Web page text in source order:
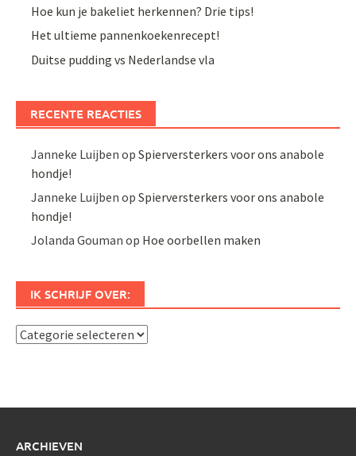
Hoe kun je bakeliet herkennen? Drie tips!
Het ultieme pannenkoekenrecept!
Duitse pudding vs Nederlandse vla
RECENTE REACTIES
Janneke Luijben opSpierversterkers voor ons anabole
hondje!
Janneke Luijben opSpierversterkers voor ons anabole
hondje!
Jolanda Gouman op Hoe oorbellen maken
IK SCHRIJF OVER:
Ik
ARCHIEVEN